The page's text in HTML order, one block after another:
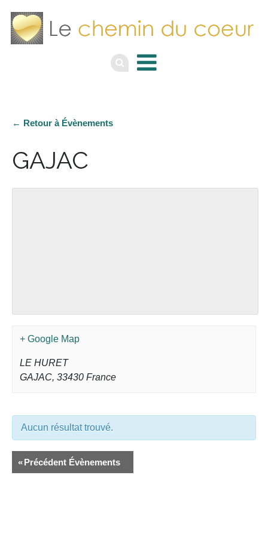
← Retour à Évènements
GAJAC
+ Google Map
LE HURET
GAJAC, 33430 France
Aucun résultat trouvé.
«Précédent Évènements